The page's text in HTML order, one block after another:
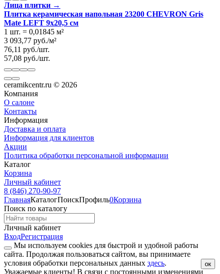
Лица плитки →
Плитка керамическая напольная 23200 CHEVRON Gris
Mate LEFT 9х20,5 см
1 шт. = 0,01845 м²
3 093,77 руб./м²
76,11 руб./шт.
57,08 руб./шт.
ceramikcentr.ru © 2026
Компания
О салоне
Контакты
Информация
Доставка и оплата
Информация для клиентов
Акции
Политика обработки персональной информации
Каталог
Корзина
Личный кабинет
8 (846) 270-90-97
ГлавнаяКаталогПоискПрофиль0Корзина
Поиск по каталогу
Личный кабинет
ВходРегистрация
Мы используем cookies для быстрой и удобной работы
сайта. Продолжая пользоваться сайтом, вы принимаете
условия обработки персональных данных здесь. ок
Уважаемые клиенты! В связи с постоянными изменениями